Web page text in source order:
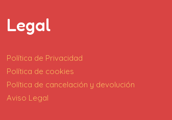
Legal
Política de Privacidad
Política de cookies
Política de cancelación y devolución
Aviso Legal